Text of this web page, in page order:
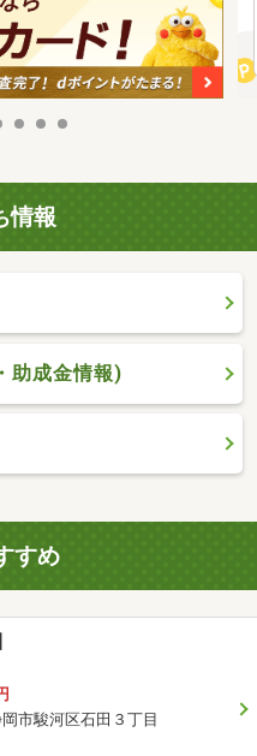
情報
助成金情報)
すめ
市駿河区石田３丁目